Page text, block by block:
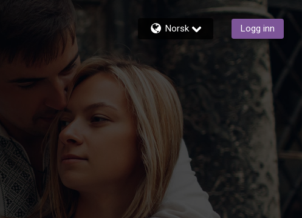
Norsk Logg inn